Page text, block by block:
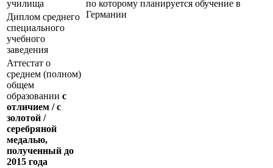
по которому планируется обучение в
Германии
училища
Диплом среднего
специального
учебного
заведения
Аттестат о
среднем (полном)
общем
образовании с
отличием / с
золотой /
серебряной
медалью,
полученный до
2015 года